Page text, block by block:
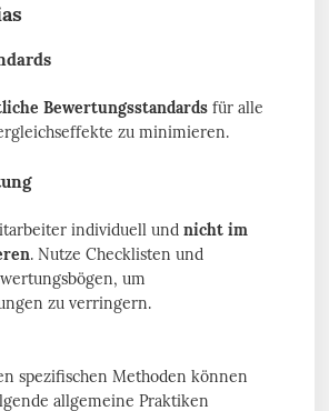
Bewertungsstandards für alle
zu minimieren.
individuell undnicht im
. Nutze Checklisten und
um
zu verringern.
spezifischen Methoden können
allgemeine Praktiken